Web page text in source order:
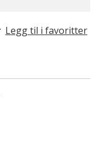
Legg til i favoritter